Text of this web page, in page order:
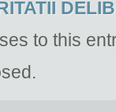
to this